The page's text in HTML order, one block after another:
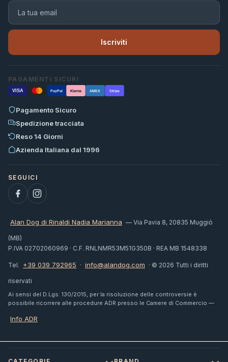
Iscriviti
PAGAMENTI SICURI
VISA PayPal Klarna AMEX Stripe
Pagamento Sicuro
Spedizione tracciata
Reso 14 Giorni
Azienda Italiana dal 1996
Alan Dog di Rinaldi Nadia Marianna — Via Pavia 8, 20835 Muggiò
(MB)
P.IVA 02702060969 · C.F. RNLNMR53M51G350B · REA MB 1548338
Tel. +39 039 792965 · info@alandog.com · © 2026 Tutti i diritti
riservati
Ai sensi del D.Lgs. 130/2015, per la risoluzione delle controversie è
possibile ricorrere alle procedure ADR presso le Camere di Commercio —
Info ADR